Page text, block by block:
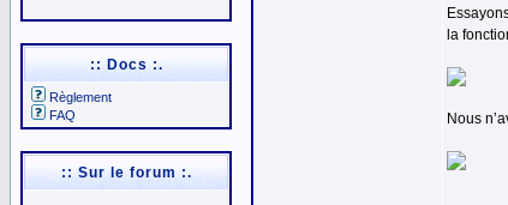
:: Docs :.
Règlement
FAQ
:: Sur le forum :.
la
Nous